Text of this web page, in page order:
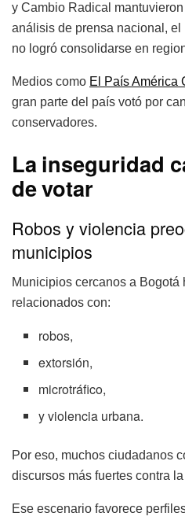
y Cambio Radical
análisis de prensa nacional, el
no logró consolidarse en
Medios como El País América
gran parte del país votó por
conservadores.
La inseguridad
de votar
Robos y violencia
municipios
Municipios cercanos a
relacionados con:
robos,
extorsión,
microtráfico,
y violencia urbana.
Por eso, muchos ciudadanos
discursos más fuertes contra
Ese escenario favorece